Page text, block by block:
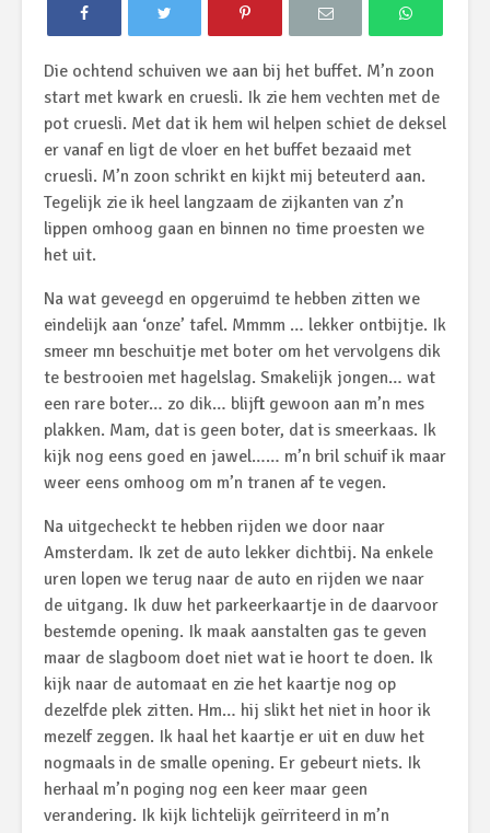
Die ochtend schuiven we aan bij het buffet. M’n zoon
start met kwark en cruesli. Ik zie hem vechten met de
pot cruesli. Met dat ik hem wil helpen schiet de deksel
er vanaf en ligt de vloer en het buffet bezaaid met
cruesli. M’n zoon schrikt en kijkt mij beteuterd aan.
Tegelijk zie ik heel langzaam de zijkanten van z’n
lippen omhoog gaan en binnen no time proesten we
het uit.
Na wat geveegd en opgeruimd te hebben zitten we
eindelijk aan ‘onze’ tafel. Mmmm … lekker ontbijtje. Ik
smeer mn beschuitje met boter om het vervolgens dik
te bestrooien met hagelslag. Smakelijk jongen… wat
een rare boter… zo dik… blijft gewoon aan m’n mes
plakken. Mam, dat is geen boter, dat is smeerkaas. Ik
kijk nog eens goed en jawel…… m’n bril schuif ik maar
weer eens omhoog om m’n tranen af te vegen.
Na uitgecheckt te hebben rijden we door naar
Amsterdam. Ik zet de auto lekker dichtbij. Na enkele
uren lopen we terug naar de auto en rijden we naar
de uitgang. Ik duw het parkeerkaartje in de daarvoor
bestemde opening. Ik maak aanstalten gas te geven
maar de slagboom doet niet wat ie hoort te doen. Ik
kijk naar de automaat en zie het kaartje nog op
dezelfde plek zitten. Hm… hij slikt het niet in hoor ik
mezelf zeggen. Ik haal het kaartje er uit en duw het
nogmaals in de smalle opening. Er gebeurt niets. Ik
herhaal m’n poging nog een keer maar geen
verandering. Ik kijk lichtelijk geïrriteerd in m’n